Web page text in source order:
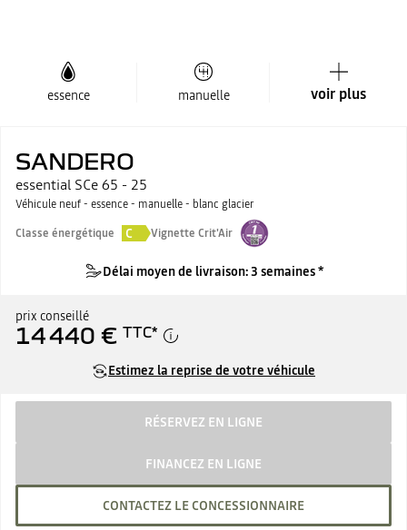
essence manuelle voir plus
SANDERO
essential SCe 65 - 25
Véhicule neuf - essence - manuelle - blanc glacier
Classe énergétique
C Vignette Crit'Air
Délai moyen de livraison: 3 semaines *
prix conseillé
14 440 € TTC*
Estimez la reprise de votre véhicule
RÉSERVEZ EN LIGNE
FINANCEZ EN LIGNE
CONTACTEZ LE CONCESSIONNAIRE